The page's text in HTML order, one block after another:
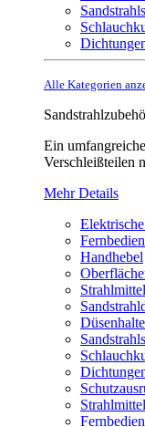
Alle Kategorien
Ein
Verschleißteilen
Mehr Details
Handhebel